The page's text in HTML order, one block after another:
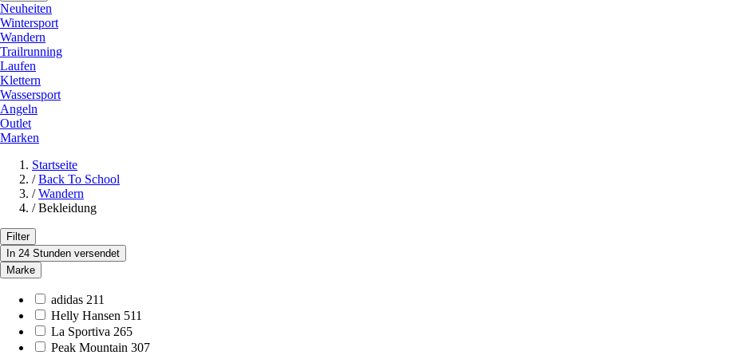
Neuheiten
Wintersport
Wandern
Trailrunning
Laufen
Klettern
Wassersport
Angeln
Outlet
Marken
Startseite
/ Back To School
/ Wandern
/ Bekleidung
Filter
In 24 Stunden versendet
Marke
adidas 211
Helly Hansen 511
La Sportiva 265
Peak Mountain 307